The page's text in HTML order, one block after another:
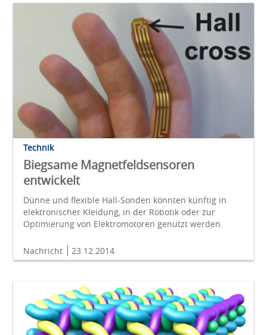
Technik
Biegsame Magnetfeldsensoren
entwickelt
Dünne und flexible Hall-Sonden könnten künftig in
elektronischer Kleidung, in der Robotik oder zur
Optimierung von Elektromotoren genutzt werden.
Nachricht 23.12.2014